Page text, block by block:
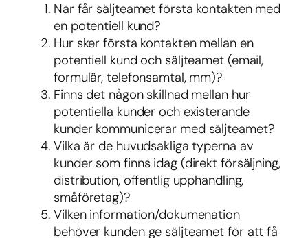
När får säljteamet första kontakten med
en potentiell kund?
Hur sker första kontakten mellan en
potentiell kund och säljteamet (email,
formulär, telefonsamtal, mm)?
Finns det någon skillnad mellan hur
potentiella kunder och existerande
kunder kommunicerar med säljteamet?
Vilka är de huvudsakliga typerna av
kunder som finns idag (direkt försäljning,
distribution, offentlig upphandling,
småföretag)?
Vilken information/dokumenation
behöver kunden ge säljteamet för att få